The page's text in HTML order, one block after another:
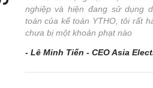
nghiệp và hiện đang sử dụng
toán của kế toán YTHO, tôi rất
chưa bị một khoản phạt nào
- Lê Minh Tiến - CEO Asia